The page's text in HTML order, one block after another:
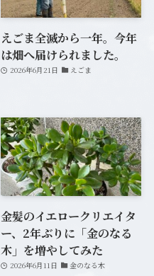
えごま全滅から一年。今年
は畑へ届けられました。
2026年6月21日 えごま
金髪のイエロークリエイタ
ー、2年ぶりに「金のなる
木」を増やしてみた
2026年6月11日 金のなる木